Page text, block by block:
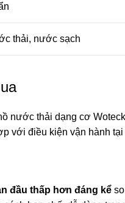
thải, nước sạch
nước thải dạng cơ
với điều kiện vận hành tại
đầu thấp hơn đáng kể